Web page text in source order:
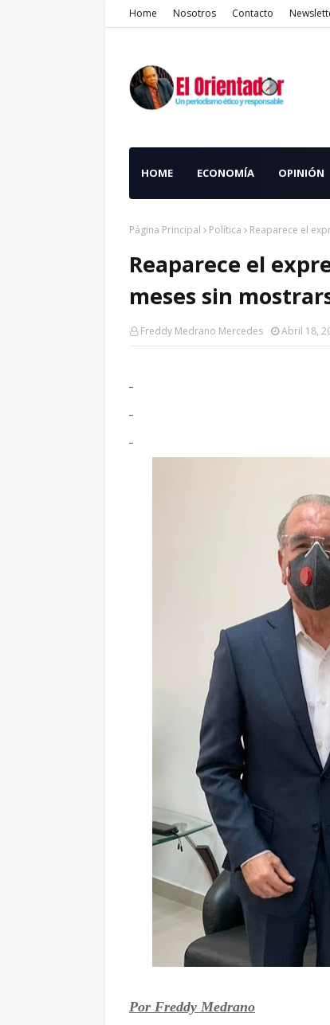
Home Nosotros Contacto
HOME ECONOMÍA OPINIÓN
Página Principal Política Reaparece el
Reaparece el
meses sin
Freddy Medrano Mercedes Abril 18,
Por Freddy Medrano